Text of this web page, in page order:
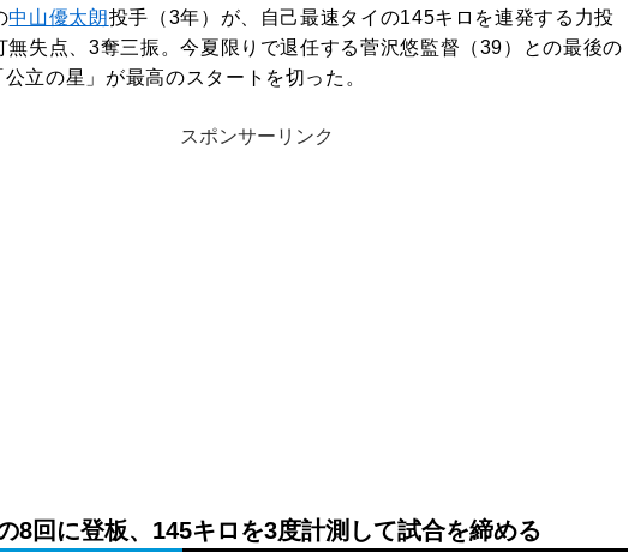
中山優太朗投手（3年）が、自己最速タイの145キロを連発する力投
無失点、3奪三振。今夏限りで退任する菅沢悠監督（39）との最後の
立の星」が最高のスタートを切った。
スポンサーリンク
8回に登板、145キロを3度計測して試合を締める